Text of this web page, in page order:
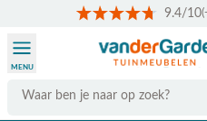
9.4/10
Search
MENU